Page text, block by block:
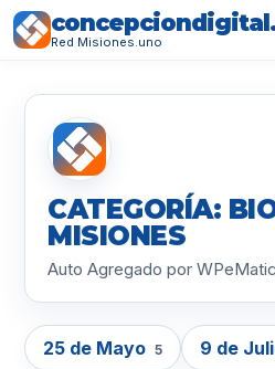
Red Misiones.uno
CATEGORÍA:
MISIONES
Auto Agregado por
25 de Mayo 5 9 de